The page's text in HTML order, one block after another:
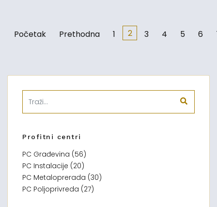
Početak Prethodna 1 2 3 4 5 6
Profitni centri
PC Građevina (56)
PC Instalacije (20)
PC Metaloprerada (30)
PC Poljoprivreda (27)